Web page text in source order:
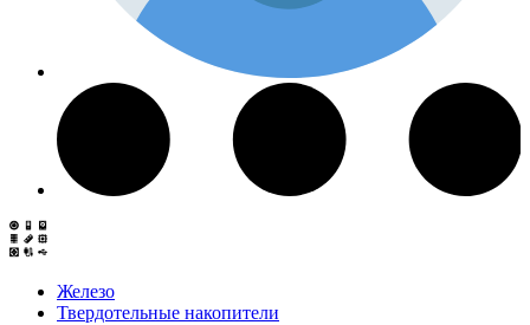
Железо
Твердотельные накопители